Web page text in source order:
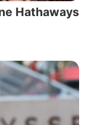
Hathaways